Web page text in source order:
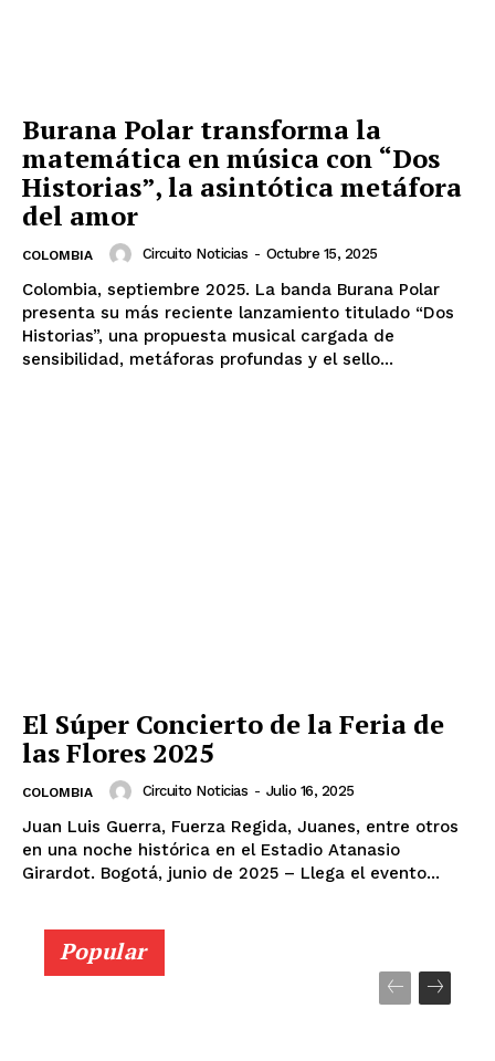
Burana Polar transforma la
matemática en música con “Dos
Historias”, la asintótica metáfora
del amor
COLOMBIA Circuito Noticias - Octubre 15, 2025
Colombia, septiembre 2025. La banda Burana Polar
presenta su más reciente lanzamiento titulado “Dos
Historias”, una propuesta musical cargada de
sensibilidad, metáforas profundas y el sello...
El Súper Concierto de la Feria de
las Flores 2025
COLOMBIA Circuito Noticias - Julio 16, 2025
Juan Luis Guerra, Fuerza Regida, Juanes, entre otros
en una noche histórica en el Estadio Atanasio
Girardot. Bogotá, junio de 2025 – Llega el evento...
Popular